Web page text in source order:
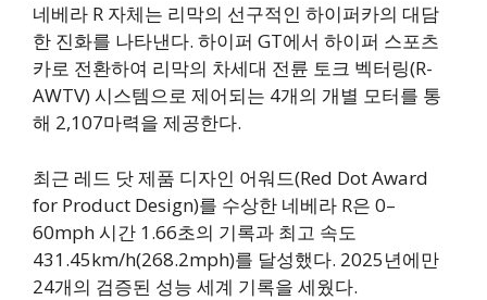
네베라 R 자체는 리막의 선구적인 하이퍼카의 대담
한 진화를 나타낸다. 하이퍼 GT에서 하이퍼 스포츠
카로 전환하여 리막의 차세대 전륜 토크 벡터링(R-
AWTV) 시스템으로 제어되는 4개의 개별 모터를 통
해 2,107마력을 제공한다.
최근 레드 닷 제품 디자인 어워드(Red Dot Award
for Product Design)를 수상한 네베라 R은 0–
60mph 시간 1.66초의 기록과 최고 속도
431.45km/h(268.2mph)를 달성했다. 2025년에만
24개의 검증된 성능 세계 기록을 세웠다.